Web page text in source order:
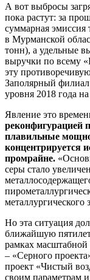
А вот выбросы
пока растут: за
суммарная
в Мурманской
тонн), а удельные
выручки по всему
эту
Заполярный
уровня 2018 года
Явление это
реконфигурацией
плавильные
концентрируется
промрайне.
серы стало
металлургического
Но эта ситуация
ближайшую
рамках
– «Серного
проект «Чистый
своим параметрам